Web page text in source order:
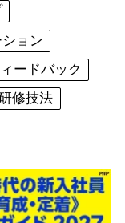
ョン
ードバック
修技法